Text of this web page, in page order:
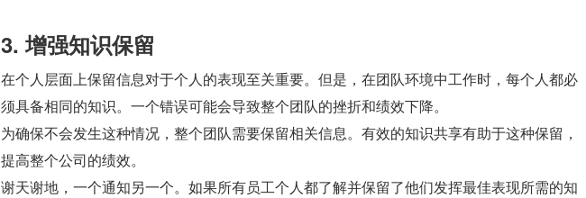
3. 增强知识保留
在个人层面上保留信息对于个人的表现至关重要。但是，在团队环境中工作时，每个人都必
须具备相同的知识。一个错误可能会导致整个团队的挫折和绩效下降。
为确保不会发生这种情况，整个团队需要保留相关信息。有效的知识共享有助于这种保留，
提高整个公司的绩效。
谢天谢地，一个通知另一个。如果所有员工个人都了解并保留了他们发挥最佳表现所需的知